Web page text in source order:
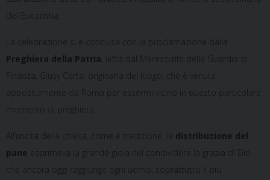
dell’Eucaristia.
La celebrazione si è conclusa con la proclamazione dalla
Preghiera della Patria , letta dal Maresciallo della Guardia di
Finanza, Giusy Certa, originaria del luogo, che è venuta
appositamente da Roma per essermi vicino in questo particolare
momento di preghiera.
All’uscita della chiesa, come è tradizione, la distribuzione del
pane esprimeva la grande gioia nel condividere la grazia di Dio
che ancora oggi raggiunge ogni uomo, soprattutto il più